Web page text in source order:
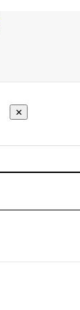
✕